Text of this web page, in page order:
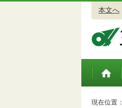
本文へ
トップペ
現在位置：